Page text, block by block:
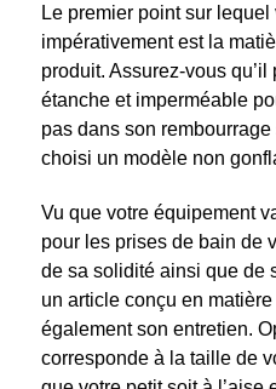
Le premier point sur
impérativement est la
produit. Assurez-vous
étanche et imperméable
pas dans son
choisi un modèle non
Vu que votre équipement
pour les prises de bain de
de sa solidité ainsi que de
un article conçu en
également son entretien.
corresponde à la taille de